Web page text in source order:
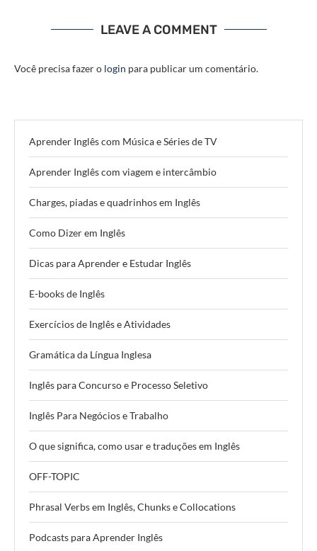
LEAVE A COMMENT
Você precisa fazer o login para publicar um comentário.
Aprender Inglês com Música e Séries de TV
Aprender Inglês com viagem e intercâmbio
Charges, piadas e quadrinhos em Inglês
Como Dizer em Inglês
Dicas para Aprender e Estudar Inglês
E-books de Inglês
Exercícios de Inglês e Atividades
Gramática da Língua Inglesa
Inglês para Concurso e Processo Seletivo
Inglês Para Negócios e Trabalho
O que significa, como usar e traduções em Inglês
OFF-TOPIC
Phrasal Verbs em Inglês, Chunks e Collocations
Podcasts para Aprender Inglês